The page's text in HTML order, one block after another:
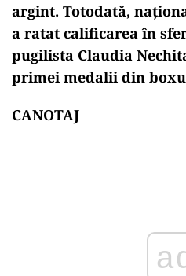
argint. Totodată,
a ratat calificarea în
pugilista Claudia
primei medalii din
CANOTAJ